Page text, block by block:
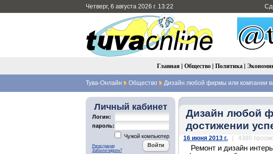
Четверг, 6 августа 2026 г. 13:22
Главная | Общество| Политика|
Тува-Онлайн Общество Дизайн любой фирмы или компании
Личный кабинет
Логин:
пароль:
Чужой компьютер
Регистрация
Забыли пароль?
Дизайн любой
достижении
16 июня 2013 г. | 4380
Ремонт и дизайн